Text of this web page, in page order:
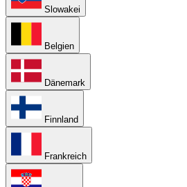
Slowakei
Belgien
Dänemark
Finnland
Frankreich